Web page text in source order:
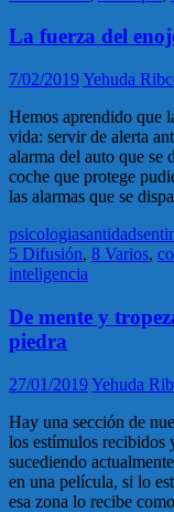
La fuerza del
7/02/2019Yehuda
Hemos aprendido que
vida: servir de alerta
alarma del auto que se
coche que protege
las alarmas que se
psicologiasantidad
5 Difusión, 8 Varios,
inteligencia
De mente y
piedra
27/01/2019Yehuda
Hay una sección de
los estímulos recibidos
sucediendo
en una película, si lo
esa zona lo recibe